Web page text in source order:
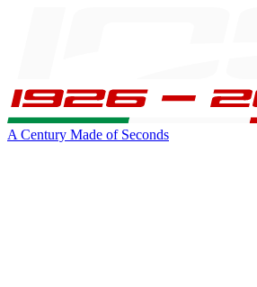
A Century Made of Seconds